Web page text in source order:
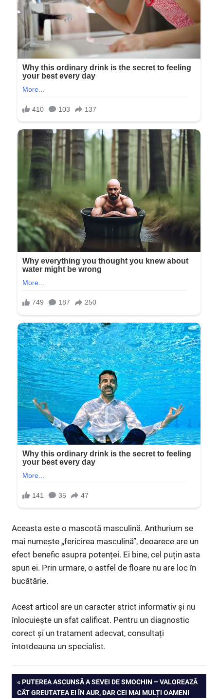
Aceasta este o mascotă masculină. Anthurium se
mai numește „fericirea masculină”, deoarece are un
efect benefic asupra potenței. Ei bine, cel puțin asta
spun ei. Prin urmare, o astfel de floare nu are loc în
bucătărie.
Acest articol are un caracter strict informativ și nu
înlocuiește un sfat calificat. Pentru un diagnostic
corect și un tratament adecvat, consultați
întotdeauna un specialist.
Navigare
PREVIOUS
POST:
PUTEREA ASCUNSĂ A SEVEI DE SMOCHIN – VALOREAZĂ
CÂT GREUTATEA EI ÎN AUR, DAR CEI MAI MULȚI OAMENI